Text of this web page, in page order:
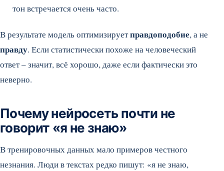
тон встречается очень часто.
В результате модель оптимизируетправдоподобие, а не
правду. Если статистически похоже на человеческий
ответ – значит, всё хорошо, даже если фактически это
неверно.
Почему нейросеть почти не
говорит «я не знаю»
В тренировочных данных мало примеров честного
незнания. Люди в текстах редко пишут: «я не знаю,